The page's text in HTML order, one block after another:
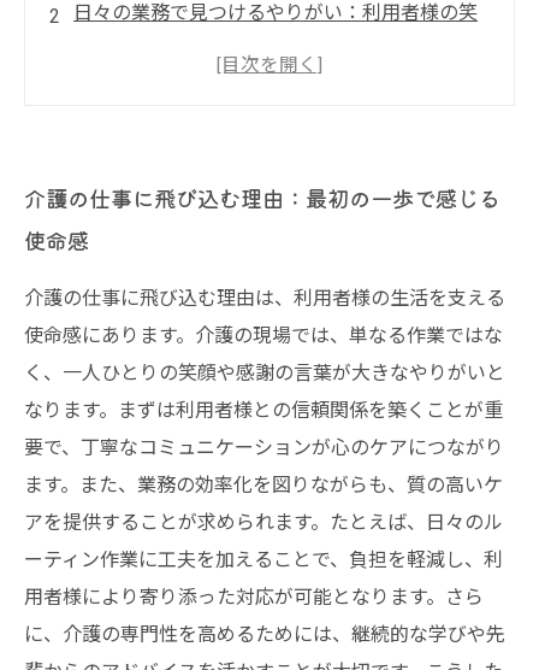
日々の業務で見つけるやりがい：利用者様の笑
顔が教えてくれたこと
の連続
達成感と自己成長を味わう介護の未来：やりが
いが開く新たな道
介護現場で役立つ実践的仕事術とは？効率と質
を両立させるポイント
初めての介護職でも安心！成長とやりがいを感
じるためのステップガイド
介護の仕事に飛び込む理由：最初の一歩で感じる
使命感
介護の仕事に飛び込む理由は、利用者様の生活を支える
使命感にあります。介護の現場では、単なる作業ではな
く、一人ひとりの笑顔や感謝の言葉が大きなやりがいと
なります。まずは利用者様との信頼関係を築くことが重
要で、丁寧なコミュニケーションが心のケアにつながり
ます。また、業務の効率化を図りながらも、質の高いケ
アを提供することが求められます。たとえば、日々のル
ーティン作業に工夫を加えることで、負担を軽減し、利
用者様により寄り添った対応が可能となります。さら
に、介護の専門性を高めるためには、継続的な学びや先